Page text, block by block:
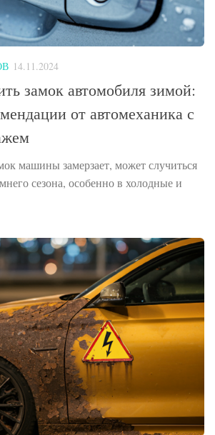
14.11.2024
замок автомобиля зимой:
от автомеханика с
машины замерзает, может случиться
сезона, особенно в холодные и